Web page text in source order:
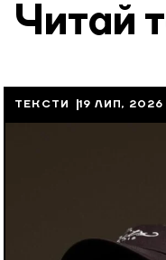
Читай
ТЕКСТИ 19 ЛИП, 2026